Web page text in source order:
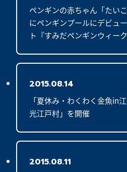
ペンギンの赤ちゃん「たい
にペンギンプールにデビュ
ト『すみだペンギンウィー
2015.08.14
「夏休み・わくわく金魚in
光江戸村」を開催
2015.08.11